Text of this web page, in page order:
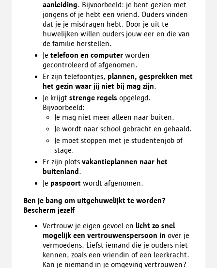
aanleiding. Bijvoorbeeld: je bent gezien met
jongens of je hebt een vriend. Ouders vinden
dat je je misdragen hebt. Door je uit te
huwelijken willen ouders jouw eer en die van
de familie herstellen.
Je telefoon en computer worden
gecontroleerd of afgenomen.
Er zijn telefoontjes, plannen, gesprekken met
het gezin waar jij niet bij mag zijn.
Je krijgt strenge regels opgelegd.
Bijvoorbeeld:
Je mag niet meer alleen naar buiten.
Je wordt naar school gebracht en gehaald.
Je moet stoppen met je studentenjob of
stage.
Er zijn plots vakantieplannen naar het
buitenland .
Je paspoort wordt afgenomen.
Ben je bang om uitgehuwelijkt te worden?
Bescherm jezelf
Vertrouw je eigen gevoel en licht zo snel
mogelijk een vertrouwenspersoon in over je
vermoedens. Liefst iemand die je ouders niet
kennen, zoals een vriendin of een leerkracht.
Kan je niemand in je omgeving vertrouwen?